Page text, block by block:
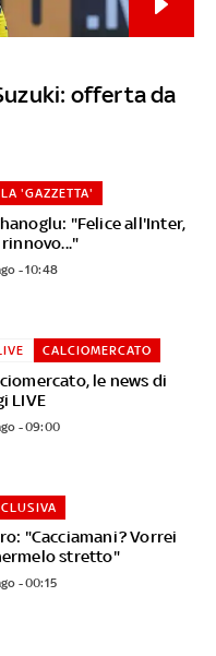
offerta da
"Felice all'Inter,
'GAZZETTA'
- 10:48
le news di
LIVE
CALCIOMERCATO
- 09:00
"Cacciamani? Vorrei
stretto"
- 00:15